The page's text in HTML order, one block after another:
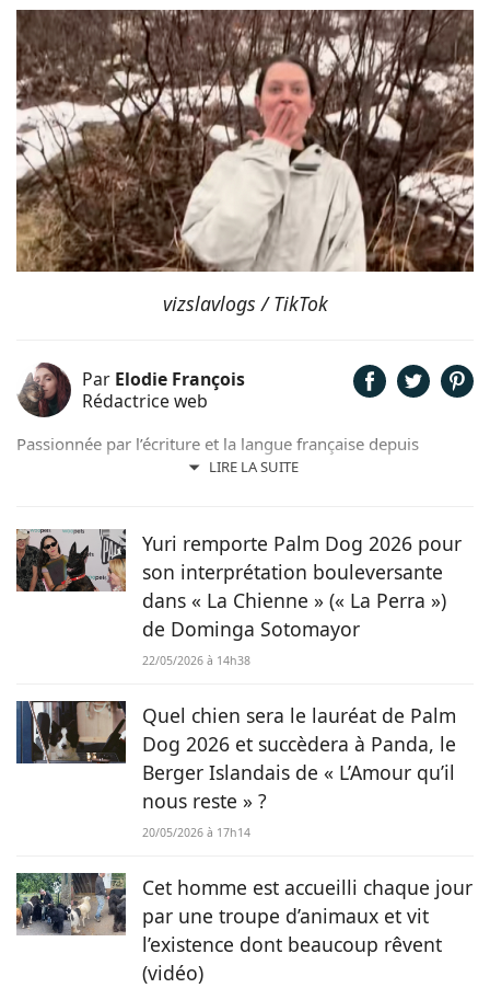
vizslavlogs / TikTok
Par Elodie François
Rédactrice web
LIRE LA SUITE
Passionnée par l’écriture et la langue française depuis
toujours, j’aime jouer avec les mots et les faire vivre.
Yuri remporte Palm Dog 2026 pour
son interprétation bouleversante
dans « La Chienne » (« La Perra »)
de Dominga Sotomayor
22/05/2026 à 14h38
Quel chien sera le lauréat de Palm
Dog 2026 et succèdera à Panda, le
Berger Islandais de « L’Amour qu’il
nous reste » ?
20/05/2026 à 17h14
Cet homme est accueilli chaque jour
par une troupe d’animaux et vit
l’existence dont beaucoup rêvent
(vidéo)